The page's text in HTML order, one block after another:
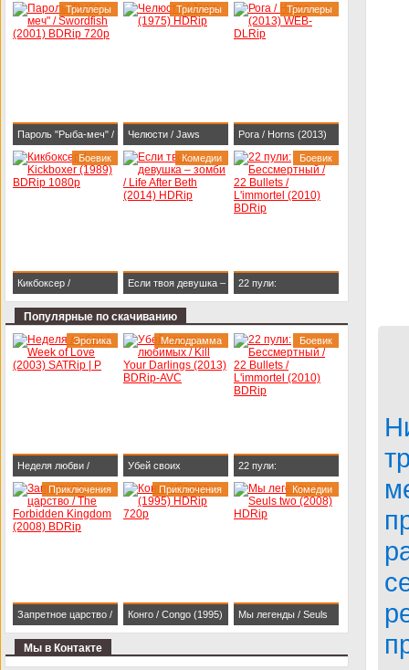
Пароль "Рыба-меч" /
Swordfish (2001)
BDRip 720p
Триллеры
Челюсти / Jaws
(1975) HDRip
Триллеры
Рога / Horns (2013)
WEB-DLRip
Триллеры
Кикбоксер /
Kickboxer (1989)
Боевик
Если твоя девушка –
зомби / Life After Beth
Комедии
22 пули:
(2010) BDRip
Боевик
Популярные по скачиванию
Неделя любви /
Week of Love (2003)
SATRip | P
Эротика
Убей своих
любимых / Kill Your
Darlings (2013)
Мелодрамма
22 пули:
Бессмертный / 22
Bullets / L'immortel
Боевик
Запретное царство /
The Forbidden
Приключения
Конго / Congo (1995)
Приключения
Мы легенды / Seuls
Комедии
Мы в Контакте